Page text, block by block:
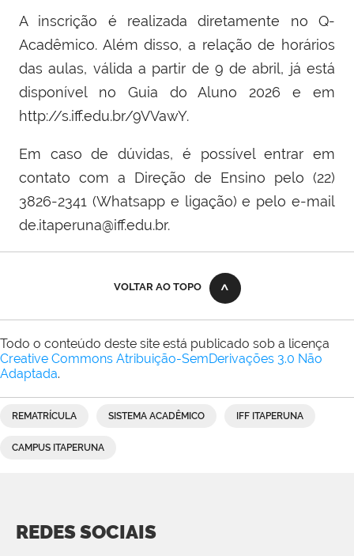
A inscrição é realizada diretamente no Q-
Acadêmico. Além disso, a relação de horários
das aulas, válida a partir de 9 de abril, já está
disponível no Guia do Aluno 2026 e em
http://s.iff.edu.br/9VVawY.
Em caso de dúvidas, é possível entrar em
contato com a Direção de Ensino pelo (22)
3826-2341 (Whatsapp e ligação) e pelo e-mail
de.itaperuna@iff.edu.br.
VOLTAR AO TOPO
Todo o conteúdo deste site está publicado sob a licença
Creative Commons Atribuição-SemDerivações 3.0 Não
Adaptada.
REMATRÍCULA SISTEMA ACADÊMICO IFF ITAPERUNA
CAMPUS ITAPERUNA
REDES SOCIAIS